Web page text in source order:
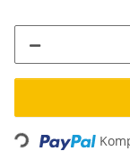
Loading...